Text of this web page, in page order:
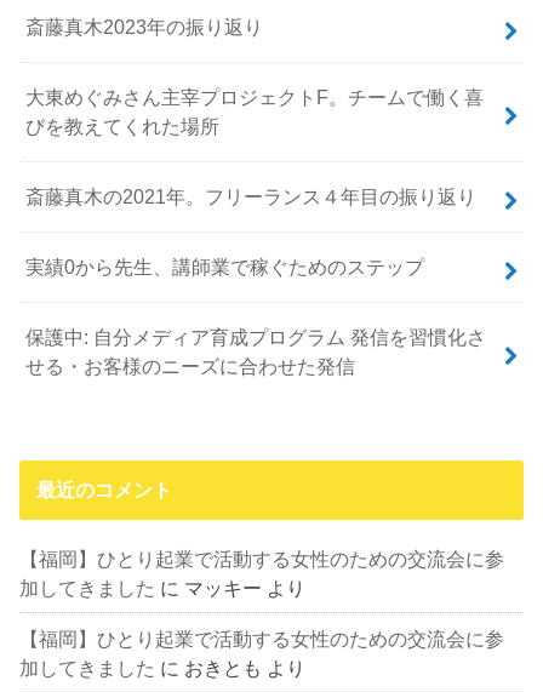
斎藤真木2023年の振り返り
大東めぐみさん主宰プロジェクトF。チームで働く喜
びを教えてくれた場所
斎藤真木の2021年。フリーランス４年目の振り返り
実績0から先生、講師業で稼ぐためのステップ
保護中: 自分メディア育成プログラム 発信を習慣化さ
せる・お客様のニーズに合わせた発信
最近のコメント
【福岡】ひとり起業で活動する女性のための交流会に参
加してきました に マッキー より
【福岡】ひとり起業で活動する女性のための交流会に参
加してきました に おきとも より